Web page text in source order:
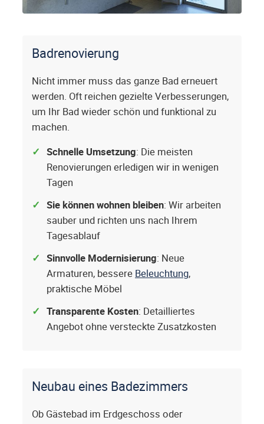
Badrenovierung
Nicht immer muss das ganze Bad erneuert
werden. Oft reichen gezielte Verbesserungen,
um Ihr Bad wieder schön und funktional zu
machen.
Schnelle Umsetzung: Die meisten
Renovierungen erledigen wir in wenigen
Tagen
Sie können wohnen bleiben: Wir arbeiten
sauber und richten uns nach Ihrem
Tagesablauf
Sinnvolle Modernisierung: Neue
Armaturen, bessere Beleuchtung,
praktische Möbel
Transparente Kosten: Detailliertes
Angebot ohne versteckte Zusatzkosten
Neubau eines Badezimmers
Ob Gästebad im Erdgeschoss oder